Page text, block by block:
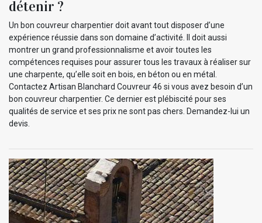
détenir ?
Un bon couvreur charpentier doit avant tout disposer d’une
expérience réussie dans son domaine d’activité. Il doit aussi
montrer un grand professionnalisme et avoir toutes les
compétences requises pour assurer tous les travaux à réaliser sur
une charpente, qu’elle soit en bois, en béton ou en métal.
Contactez Artisan Blanchard Couvreur 46 si vous avez besoin d’un
bon couvreur charpentier. Ce dernier est plébiscité pour ses
qualités de service et ses prix ne sont pas chers. Demandez-lui un
devis.